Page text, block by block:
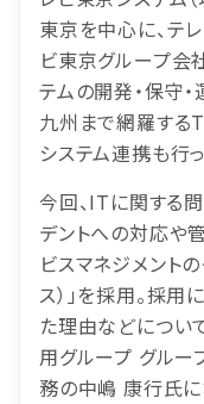
東京を中心に、テ
ビ東京グループ会
テムの開発・保守
九州まで網羅する
システム連携も行
今回、ITに関する
デントへの対応や
ビスマネジメント
ス）」を採用。採
た理由などについ
用グループ グルー
務の中嶋 康行氏に